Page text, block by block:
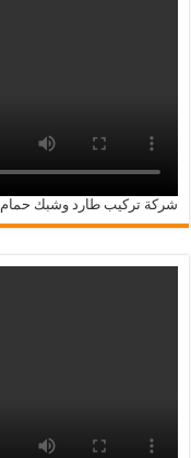
شركة تركيب طارد وشبك حمام